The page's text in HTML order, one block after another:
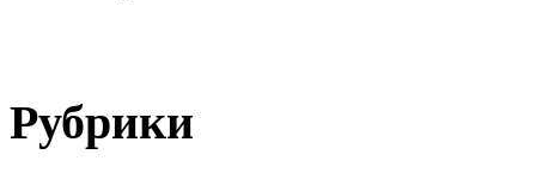
Рубрики